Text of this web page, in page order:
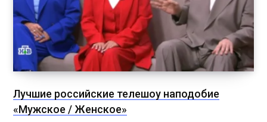
Лучшие российские телешоу наподобие
«Мужское / Женское»